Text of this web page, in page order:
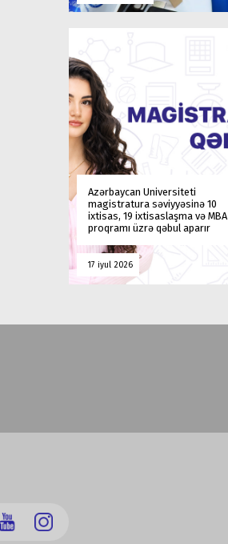
Azərbaycan Universiteti
magistratura səviyyəsinə 10
ixtisas, 19 ixtisaslaşma və MBA
proqramı üzrə qəbul aparır
17 iyul 2026